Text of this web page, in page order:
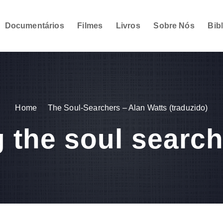
Documentários Filmes Livros Sobre Nós
Home The Soul-Searchers – Alan Watts (traduzido)
the soul